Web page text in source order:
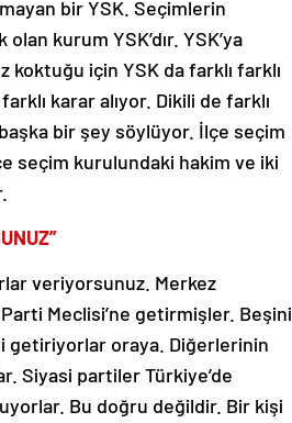
bir YSK. Seçimlerin
kurum YSK’dır. YSK’ya
koktuğu için YSK da farklı farklı
karar alıyor. Dikili de farklı
bir şey söylüyor. İlçe seçim
seçim kurulundaki hakim ve iki
veriyorsunuz. Merkez
Meclisi’ne getirmişler. Beşini
getiriyorlar oraya. Diğerlerinin
Siyasi partiler Türkiye’de
Bu doğru değildir. Bir kişi